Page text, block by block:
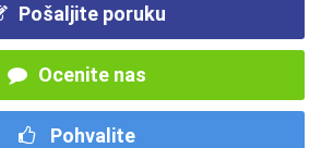
Pošaljite poruku
Ocenite nas
Pohvalite